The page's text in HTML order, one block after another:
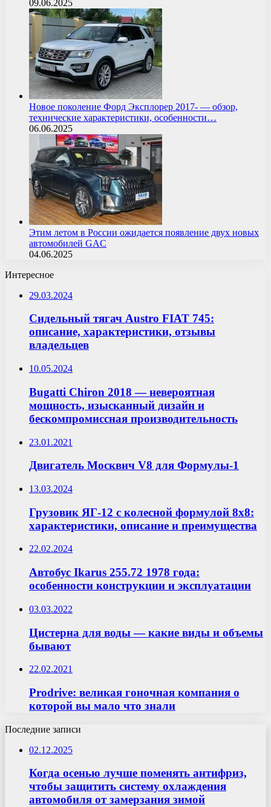
09.06.2025
Новое поколение Форд Эксплорер 2017- — обзор,
технические характеристики, особенности…
06.06.2025
Этим летом в России ожидается появление двух новых
автомобилей GAC
04.06.2025
Интересное
29.03.2024
Сидельный тягач Austro FIAT 745:
описание, характеристики, отзывы
владельцев
10.05.2024
Bugatti Chiron 2018 — невероятная
мощность, изысканный дизайн и
бескомпромиссная производительность
23.01.2021
Двигатель Москвич V8 для Формулы-1
13.03.2024
Грузовик ЯГ-12 с колесной формулой 8х8:
характеристики, описание и преимущества
22.02.2024
Автобус Ikarus 255.72 1978 года:
особенности конструкции и эксплуатации
03.03.2022
Цистерна для воды — какие виды и объемы
бывают
22.02.2021
Prodrive: великая гоночная компания о
которой вы мало что знали
Последние записи
02.12.2025
Когда осенью лучше поменять антифриз,
чтобы защитить систему охлаждения
автомобиля от замерзания зимой